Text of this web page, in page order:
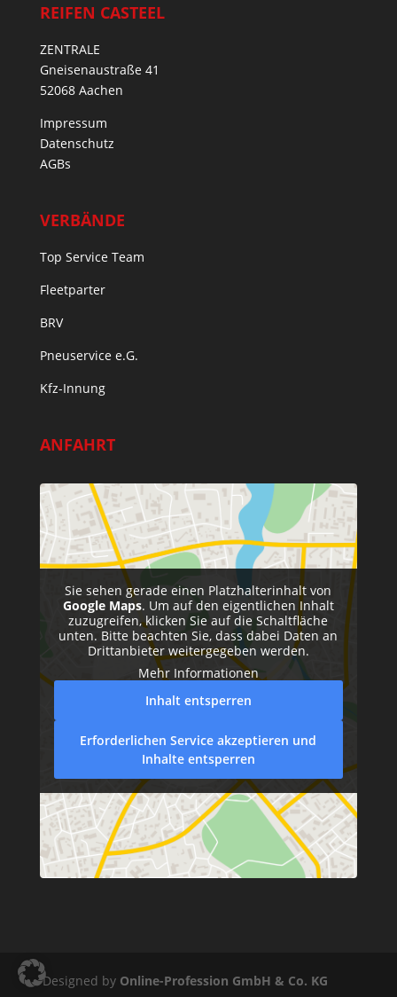
REIFEN CASTEEL
ZENTRALE
Gneisenaustraße 41
52068 Aachen
Impressum
Datenschutz
AGBs
VERBÄNDE
Top Service Team
Fleetparter
BRV
Pneuservice e.G.
Kfz-Innung
ANFAHRT
Sie sehen gerade einen Platzhalterinhalt von
Google Maps. Um auf den eigentlichen Inhalt
zuzugreifen, klicken Sie auf die Schaltfläche
unten. Bitte beachten Sie, dass dabei Daten an
Drittanbieter weitergegeben werden.
Mehr Informationen
Inhalt entsperren
Erforderlichen Service akzeptieren und
Inhalte entsperren
Designed by Online-Profession GmbH & Co. KG